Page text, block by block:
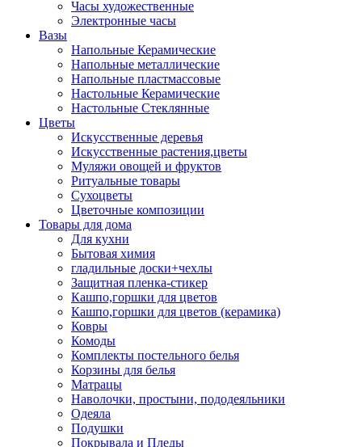
Часы художественные
Электронные часы
Вазы
Напольные Керамические
Напольные металлические
Напольные пластмассовые
Настольные Керамические
Настольные Стеклянные
Цветы
Искусственные деревья
Искусственные растения,цветы
Муляжи овощей и фруктов
Ритуальные товары
Сухоцветы
Цветочные композиции
Товары для дома
Для кухни
Бытовая химия
гладильные доски+чехлы
Защитная пленка-стикер
Кашпо,горшки для цветов
Кашпо,горшки для цветов (керамика)
Ковры
Комоды
Комплекты постельного белья
Корзины для белья
Матрацы
Наволочки, простыни, пододеяльники
Одеяла
Подушки
Покрывала и Пледы